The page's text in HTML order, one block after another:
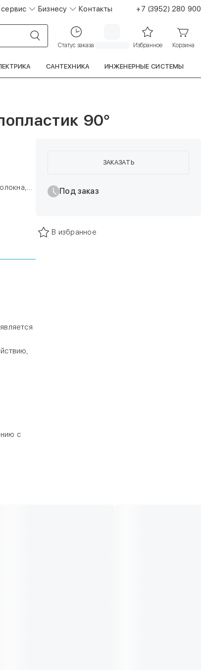
сервис Бизнесу Контакты +7 (3952) 280 900
Статус заказа Избранное Корзина
САНТЕХНИКА ИНЖЕНЕРНЫЕ СИСТЕМЫ
90°
с
ЗАКАЗАТЬ
Под заказ
В избранное